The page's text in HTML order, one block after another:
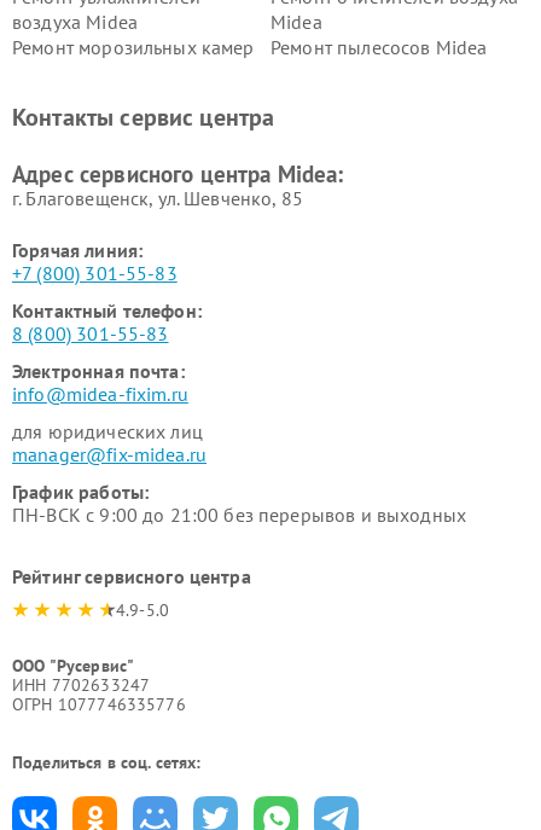
воздуха Midea
Midea
Ремонт морозильных камер
Ремонт пылесосов Midea
пылесосов Midea
Midea
Контакты сервис центра
Адрес сервисного центра Midea:
г. Благовещенск, ул. Шевченко, 85
Горячая линия:
+7 (800) 301-55-83
Контактный телефон:
8 (800) 301-55-83
Электронная почта:
info@midea-fixim.ru
для юридических лиц
manager@fix-midea.ru
График работы:
ПН-ВСК с 9:00 до 21:00 без перерывов и выходных
Рейтинг сервисного центра
4.9-5.0
ООО "Русервис"
ИНН 7702633247
ОГРН 1077746335776
Поделиться в соц. сетях: